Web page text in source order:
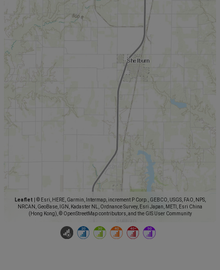
Leaflet
© Esri, HERE, Garmin, Intermap, increment P Corp., GEBCO, USGS, FAO, NPS,
NRCAN, GeoBase, IGN, Kadaster NL, Ordnance Survey, Esri Japan, METI, Esri China
(Hong Kong), © OpenStreetMap contributors, and the GIS User Community